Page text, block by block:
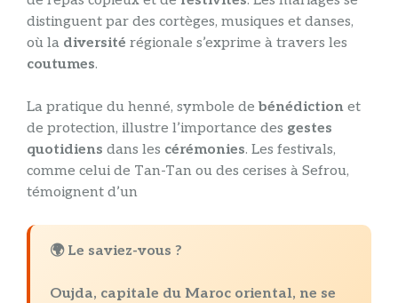
distinguent par des cortèges, musiques et danses,
où la diversité régionale s’exprime à travers les
coutumes.
La pratique du henné, symbole debénédiction et
de protection, illustre l’importance des gestes
quotidiens dans les cérémonies. Les festivals,
comme celui de Tan-Tan ou des cerises à Sefrou,
témoignent d’un
🌍 Le saviez-vous ?
Oujda, capitale du Maroc oriental, ne se